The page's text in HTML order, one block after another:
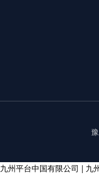
九州平台中国有限公司 | 九